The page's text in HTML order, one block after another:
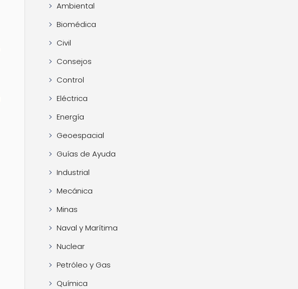
Ambiental
Biomédica
Civil
Consejos
Control
Eléctrica
Energía
Geoespacial
Guías de Ayuda
Industrial
Mecánica
Minas
Naval y Marítima
Nuclear
Petróleo y Gas
Química